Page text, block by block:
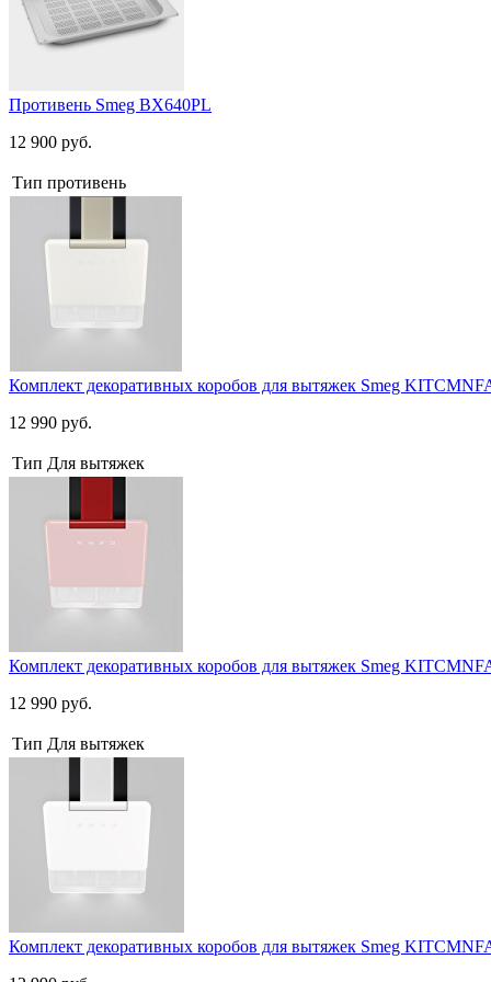
Противень Smeg BX640PL
12 900 руб.
Тип противень
Комплект декоративных коробов для вытяжек Smeg
12 990 руб.
Тип Для вытяжек
Комплект декоративных коробов для вытяжек Smeg
12 990 руб.
Тип Для вытяжек
Комплект декоративных коробов для вытяжек Smeg